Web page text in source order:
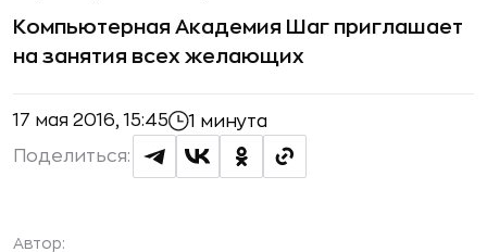
Компьютерная Академия Шаг приглашает
на занятия всех желающих
17 мая 2016, 15:45 1 минута
Поделиться:
Автор: